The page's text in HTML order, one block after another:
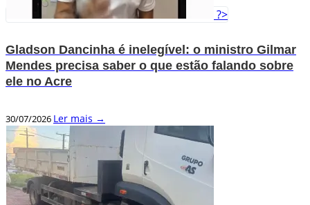
?>
Gladson Dancinha é inelegível: o ministro Gilmar
Mendes precisa saber o que estão falando sobre
ele no Acre
30/07/2026 Ler mais →